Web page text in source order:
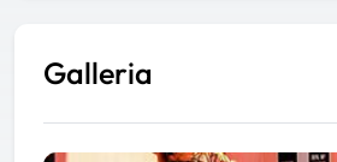
Galleria